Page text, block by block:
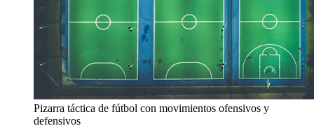
Pizarra táctica de fútbol con movimientos ofensivos y
defensivos